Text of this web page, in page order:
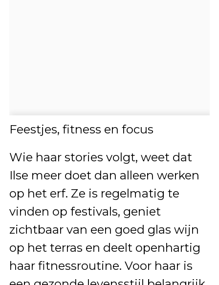
Feestjes, fitness en focus
Wie haar stories volgt, weet dat
Ilse meer doet dan alleen werken
op het erf. Ze is regelmatig te
vinden op festivals, geniet
zichtbaar van een goed glas wijn
op het terras en deelt openhartig
haar fitnessroutine. Voor haar is